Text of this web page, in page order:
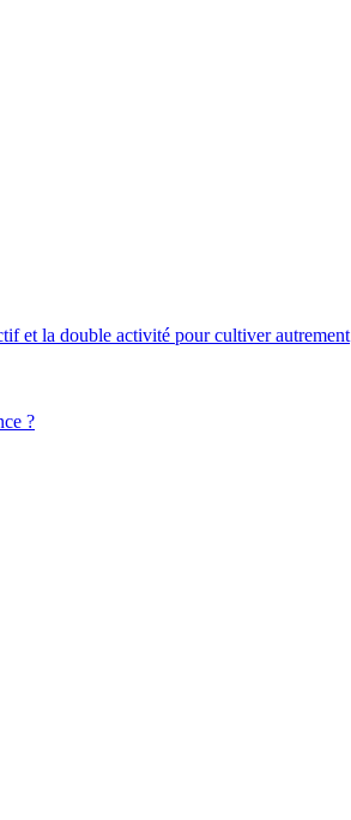
et la double activité pour cultiver autrement
?